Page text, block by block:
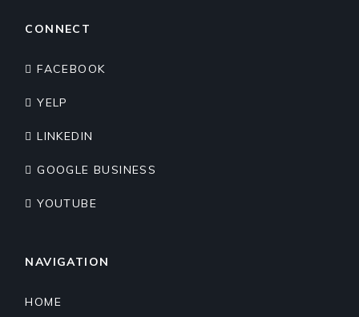
CONNECT
FACEBOOK
YELP
LINKEDIN
GOOGLE BUSINESS
YOUTUBE
NAVIGATION
HOME